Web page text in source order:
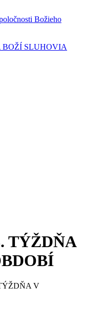
Božieho
SLUHOVIA
TÝŽDŇA